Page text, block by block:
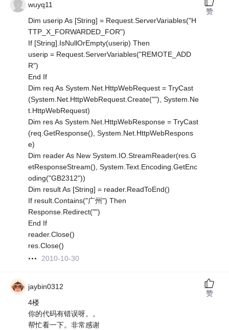
wuyq11
Dim userip As [String] = Request.ServerVariables("H
TTP_X_FORWARDED_FOR")
If [String].IsNullOrEmpty(userip) Then
userip = Request.ServerVariables("REMOTE_ADD
R")
End If
Dim req As System.Net.HttpWebRequest = TryCast
(System.Net.HttpWebRequest.Create(""), System.Ne
t.HttpWebRequest)
Dim res As System.Net.HttpWebResponse = TryCast
(req.GetResponse(), System.Net.HttpWebRespons
e)
Dim reader As New System.IO.StreamReader(res.G
etResponseStream(), System.Text.Encoding.GetEnc
oding("GB2312"))
Dim result As [String] = reader.ReadToEnd()
If result.Contains("广州") Then
Response.Redirect("")
End If
reader.Close()
res.Close()
2010-10-30
赞
jaybin0312
4楼
你的代码有错误呀。。
帮忙看一下。非常感谢
赞